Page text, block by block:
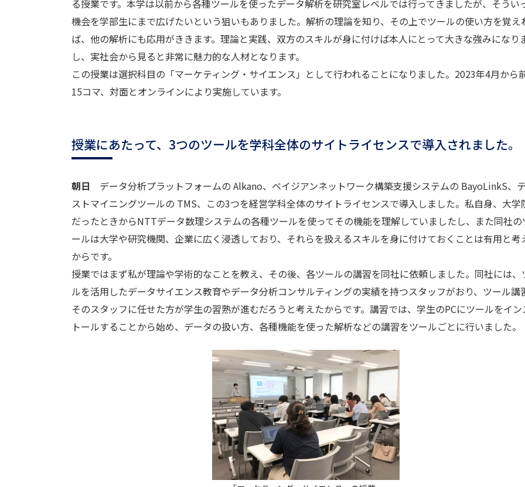
る授業です。本学は以前から各種ツールを使ったデータ解析を研究室レベルでは行ってきましたが、そうい
機会を学部生にまで広げたいという狙いもありました。解析の理論を知り、その上でツールの使い方を覚え
ば、他の解析にも応用がききます。理論と実践、双方のスキルが身に付けば本人にとって大きな強みになり
し、実社会から見ると非常に魅力的な人材となります。
この授業は選択科目の「マーケティング・サイエンス」として行われることになりました。2023年4月から
15コマ、対面とオンラインにより実施しています。
授業にあたって、3つのツールを学科全体のサイトライセンスで導入されました。
朝日 データ分析プラットフォームの Alkano、ベイジアンネットワーク構築支援システムの BayoLinkS、
ストマイニングツールの TMS、この3つを経営学科全体のサイトライセンスで導入しました。私自身、大学
だったときからNTTデータ数理システムの各種ツールを使ってその機能を理解していましたし、また同社の
ールは大学や研究機関、企業に広く浸透しており、それらを扱えるスキルを身に付けておくことは有用と考
からです。
授業ではまず私が理論や学術的なことを教え、その後、各ツールの講習を同社に依頼しました。同社には、
ルを活用したデータサイエンス教育やデータ分析コンサルティングの実績を持つスタッフがおり、ツール講
そのスタッフに任せた方が学生の習熟が進むだろうと考えたからです。講習では、学生のPCにツールをイン
トールすることから始め、データの扱い方、各種機能を使った解析などの講習をツールごとに行いました。